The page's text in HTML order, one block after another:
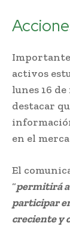
activos
lunes 16
destacar
en el
El
“permitirá a
participar
creciente y